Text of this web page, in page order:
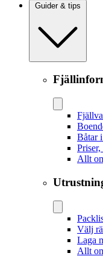
Guider & tips
Båtar
Allt
Välj
Laga
Allt